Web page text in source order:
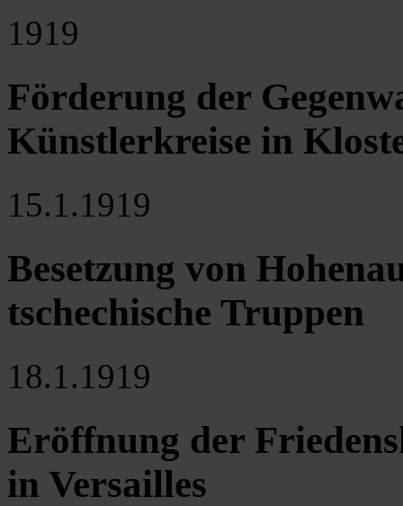
1919
Förderung der
Künstlerkreise in
15.1.1919
Besetzung von
tschechische Truppen
18.1.1919
Eröffnung der
in Versailles